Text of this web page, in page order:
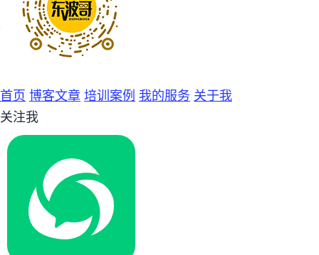
首页 博客文章 培训案例 我的服务 关于我
关注我